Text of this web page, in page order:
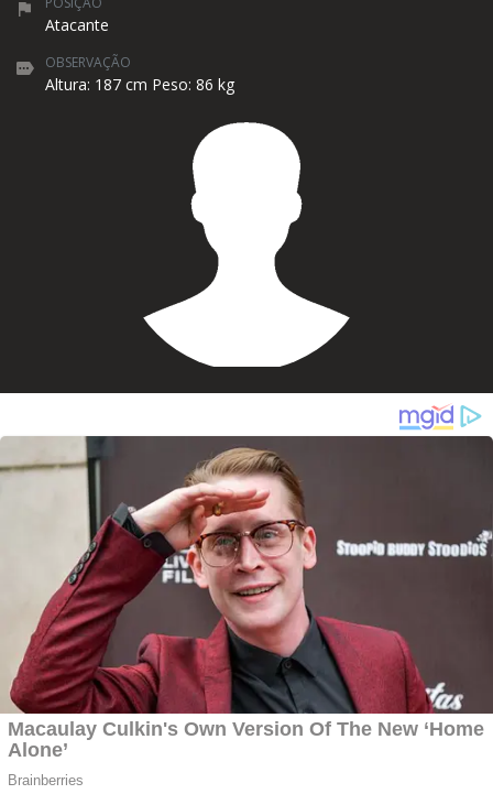
Atacante
OBSERVAÇÃO
Altura: 187 cm Peso: 86 kg